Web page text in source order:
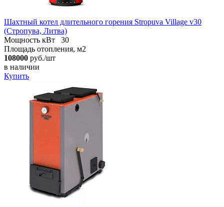
Шахтный котел длительного горения Stropuva Village v30
(Стропува, Литва)
Мощность кВт
30
Площадь отопления, м2
108000 руб./шт
в наличии
Купить